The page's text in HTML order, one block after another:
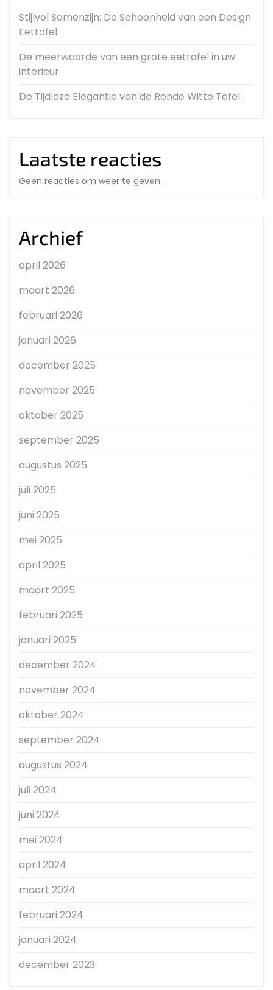
Stijlvol Samenzijn: De Schoonheid van een Design
Eettafel
De meerwaarde van een grote eettafel in uw
interieur
De Tijdloze Elegantie van de Ronde Witte Tafel
Laatste reacties
Geen reacties om weer te geven.
Archief
april 2026
maart 2026
februari 2026
januari 2026
december 2025
november 2025
oktober 2025
september 2025
augustus 2025
juli 2025
juni 2025
mei 2025
april 2025
maart 2025
februari 2025
januari 2025
december 2024
november 2024
oktober 2024
september 2024
augustus 2024
juli 2024
juni 2024
mei 2024
april 2024
maart 2024
februari 2024
januari 2024
december 2023